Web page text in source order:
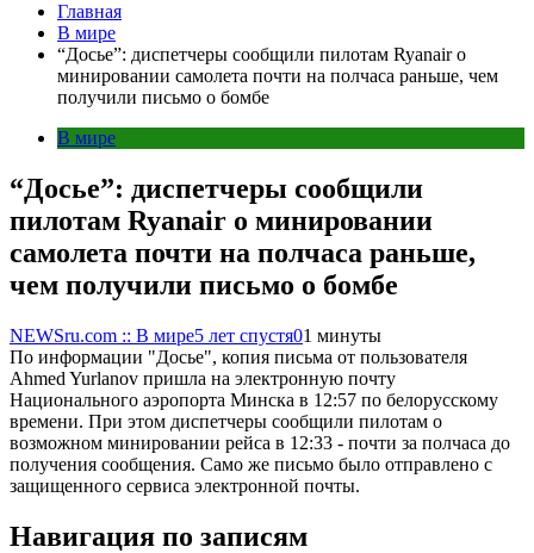
Главная
В мире
“Досье”: диспетчеры сообщили пилотам Ryanair о
минировании самолета почти на полчаса раньше, чем
получили письмо о бомбе
В мире
“Досье”: диспетчеры сообщили
пилотам Ryanair о минировании
самолета почти на полчаса раньше,
чем получили письмо о бомбе
NEWSru.com :: В мире5 лет спустя01 минуты
По информации "Досье", копия письма от пользователя
Ahmed Yurlanov пришла на электронную почту
Национального аэропорта Минска в 12:57 по белорусскому
времени. При этом диспетчеры сообщили пилотам о
возможном минировании рейса в 12:33 - почти за полчаса до
получения сообщения. Само же письмо было отправлено с
защищенного сервиса электронной почты.
Навигация по записям